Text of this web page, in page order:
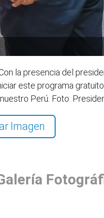
la presencia del
este programa
Perú. Foto:
Imagen